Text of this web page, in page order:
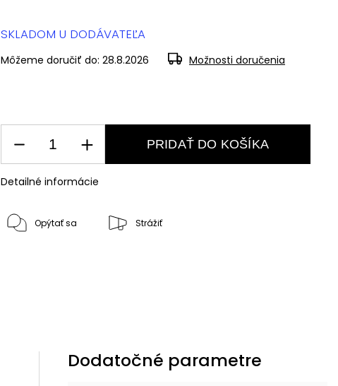
SKLADOM U DODÁVATEĽA
Môžeme doručiť do: 28.8.2026 Možnosti doručenia
PRIDAŤ DO KOŠÍKA
Detailné informácie
Opýtať sa Strážiť
Dodatočné parametre